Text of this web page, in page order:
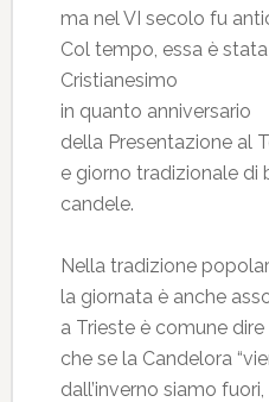
ma nel VI secolo fu
Col tempo, essa è
Cristianesimo
in quanto anniversario
della Presentazione al
e giorno tradizionale di
candele.
Nella tradizione
la giornata è anche
a Trieste è comune dire
che se la Candelora
dall’inverno siamo fuori,